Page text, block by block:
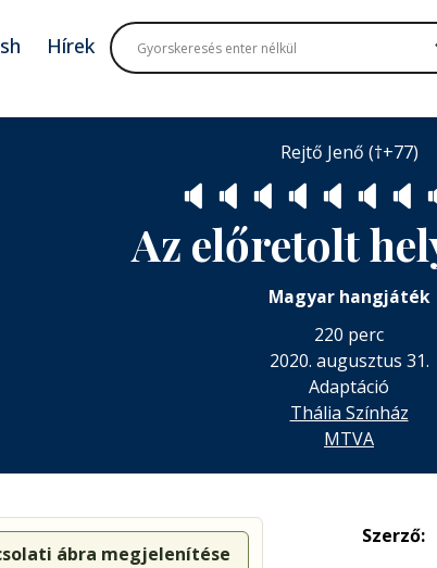
Hírek
Rejtő Jenő (†+77)
🔈 🔈 🔈 🔈 🔈 🔈 🔈
Az előretolt
Magyar hangjáték
220 perc
2020. augusztus 31.
Adaptáció
Thália Színház
MTVA
ábra megjelenítése
Szerző: